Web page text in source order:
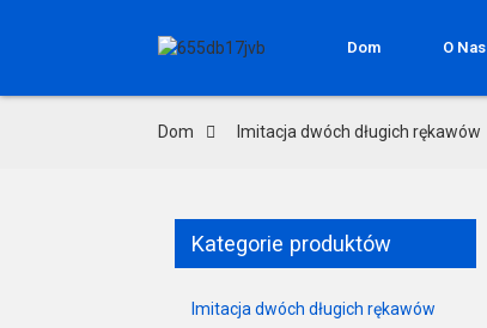
Dom O Nas
Dom Imitacja dwóch długich rękawów
Kategorie produktów
Imitacja dwóch długich rękawów
Loading...
Loading...